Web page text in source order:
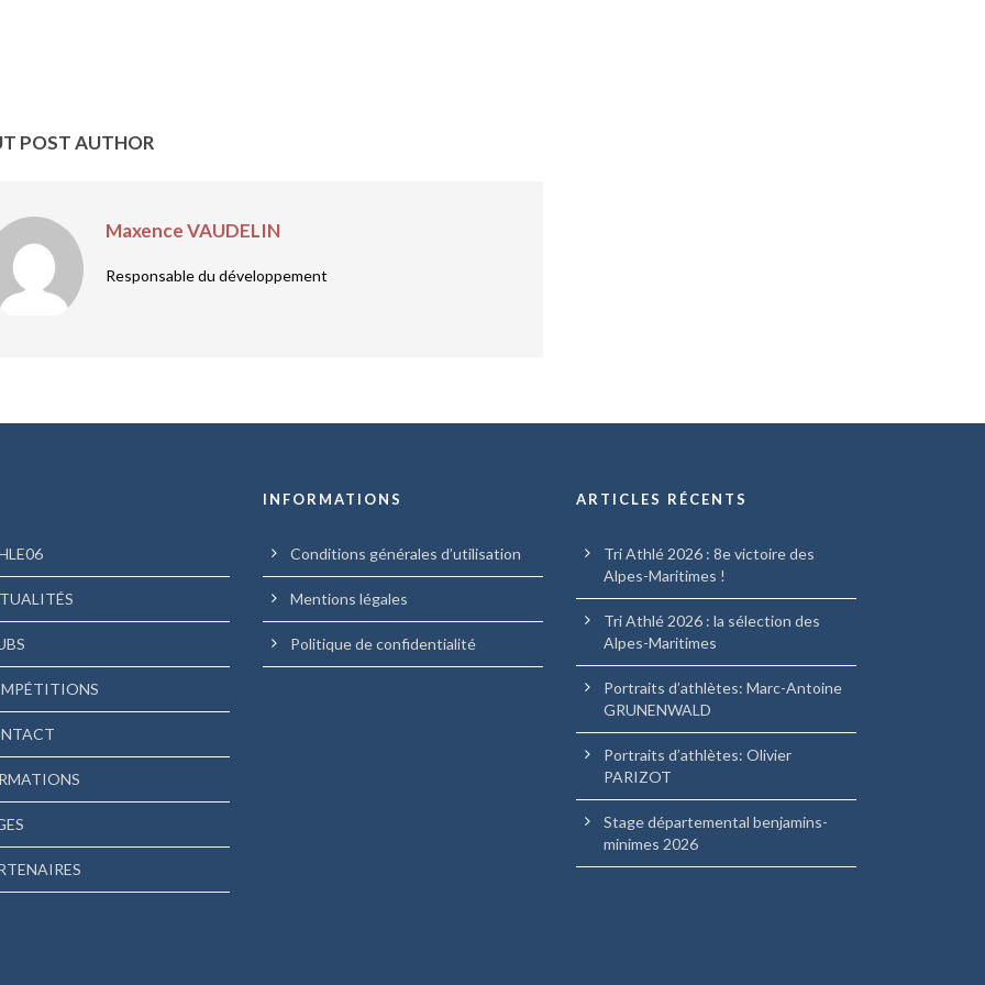
POST AUTHOR
Maxence VAUDELIN
Responsable du développement
INFORMATIONS
Conditions générales d’utilisation
Mentions légales
Politique de confidentialité
ARTICLES RÉCENTS
Tri Athlé 2026 : 8e victoire des
Alpes-Maritimes !
Tri Athlé 2026 : la sélection des
Alpes-Maritimes
Portraits d’athlètes: Marc-Antoine
GRUNENWALD
Portraits d’athlètes: Olivier
PARIZOT
Stage départemental benjamins-
minimes 2026